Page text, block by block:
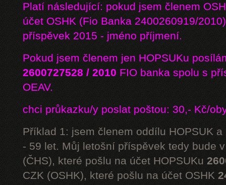
Platí následující: pokud jsem členem
účet OSHK (Fio Banka 2400260919/
příspěvek 2015 - jméno příjmení.
Pokud jsem členem jen HOPSUKu
2600727528 / 2010 FIO banka spolu s
OEAV.
chci průkazku/y poslat poštou: 30,- Kč/
Příklad 1: jsem členem oddílu HOPSUK
- 59 let. Můj letošní příspěvek tedy bude
(ČHS), které pošlu na účet HOPSUKu
CZK (OSHK), které pošlu na účet OSHK